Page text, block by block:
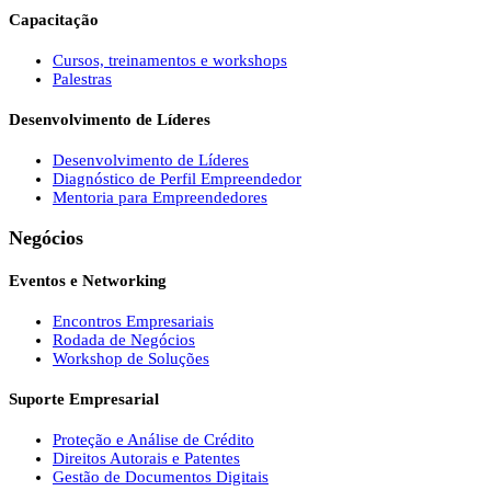
Capacitação
Cursos, treinamentos e workshops
Palestras
Desenvolvimento de Líderes
Desenvolvimento de Líderes
Diagnóstico de Perfil Empreendedor
Mentoria para Empreendedores
Negócios
Eventos e Networking
Encontros Empresariais
Rodada de Negócios
Workshop de Soluções
Suporte Empresarial
Proteção e Análise de Crédito
Direitos Autorais e Patentes
Gestão de Documentos Digitais